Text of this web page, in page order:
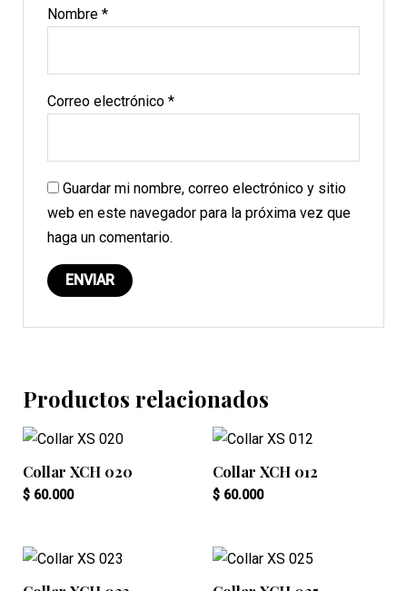
Nombre*
Correo electrónico*
Guardar mi nombre, correo electrónico y sitio
web en este navegador para la próxima vez que
haga un comentario.
Productos relacionados
Collar XCH 020
$60.000
Collar XCH 012
$ 60.000